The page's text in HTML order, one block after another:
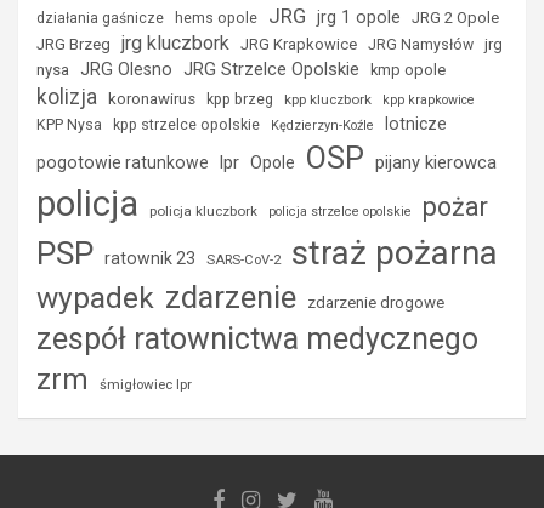
działania gaśnicze hems opole JRG jrg 1 opole
JRG 2 Opole
JRG Brzeg
jrg kluczbork JRG Krapkowice JRG Namysłów
jrg
nysa
JRG Olesno JRG Strzelce Opolskie kmp opole
kolizja koronawirus kpp brzeg kpp kluczbork kpp krapkowice
KPP Nysa kpp strzelce opolskie Kędzierzyn-Koźle
lotnicze
pogotowie ratunkowe
lpr Opole OSP pijany kierowca
policja policja kluczbork policja strzelce opolskie pożar
PSP ratownik 23 SARS-CoV-2 straż pożarna
wypadek zdarzenie zdarzenie drogowe
zespół ratownictwa medycznego
zrm śmigłowiec lpr